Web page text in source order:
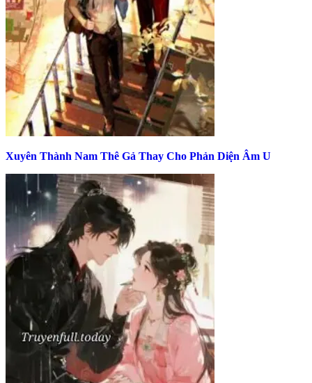
Xuyên Thành Nam Thê Gả Thay Cho Phản Diện Âm U